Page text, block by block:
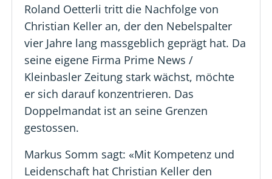
Roland Oetterli tritt die Nachfolge von
Christian Keller an, der den Nebelspalter
vier Jahre lang massgeblich geprägt hat. Da
seine eigene Firma Prime News /
Kleinbasler Zeitung stark wächst, möchte
er sich darauf konzentrieren. Das
Doppelmandat ist an seine Grenzen
gestossen.
Markus Somm sagt: «Mit Kompetenz und
Leidenschaft hat Christian Keller den